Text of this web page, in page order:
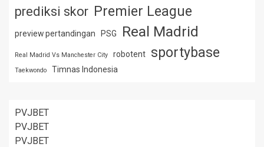
prediksi skor Premier League
preview pertandingan PSG Real Madrid
Real Madrid Vs Manchester City robotent sportybase
Taekwondo Timnas Indonesia
PVJBET
PVJBET
PVJBET